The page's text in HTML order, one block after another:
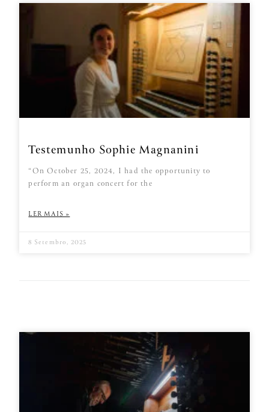
Testemunho Sophie Magnanini
“On October 25, 2024, I had the opportunity to
perform an organ concert for the
LER MAIS »
8 Setembro, 2025